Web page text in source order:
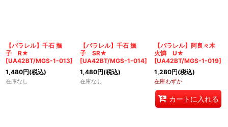
【パラレル】千石 撫
子 R★
[UA42BT/MGS-1-013]
1,480円(税込)
在庫なし
【パラレル】千石 撫
子 SR★
[UA42BT/MGS-1-014]
1,480円(税込)
在庫なし
【パラレル】阿良々木
火憐 U★
[UA42BT/MGS-1-019]
1,280円(税込)
在庫わずか
カートに入れる